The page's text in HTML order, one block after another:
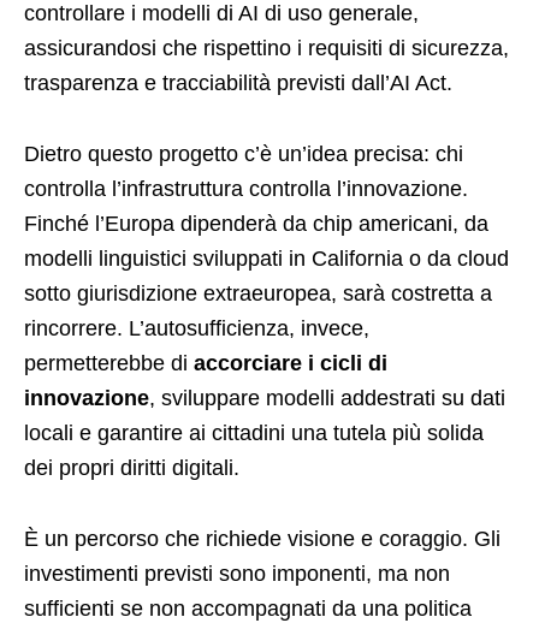
controllare i modelli di AI di uso generale,
assicurandosi che rispettino i requisiti di sicurezza,
trasparenza e tracciabilità previsti dall’AI Act.
Dietro questo progetto c’è un’idea precisa: chi
controlla l’infrastruttura controlla l’innovazione.
Finché l’Europa dipenderà da chip americani, da
modelli linguistici sviluppati in California o da cloud
sotto giurisdizione extraeuropea, sarà costretta a
rincorrere. L’autosufficienza, invece,
permetterebbe di accorciare i cicli di
innovazione, sviluppare modelli addestrati su dati
locali e garantire ai cittadini una tutela più solida
dei propri diritti digitali.
È un percorso che richiede visione e coraggio. Gli
investimenti previsti sono imponenti, ma non
sufficienti se non accompagnati da una politica